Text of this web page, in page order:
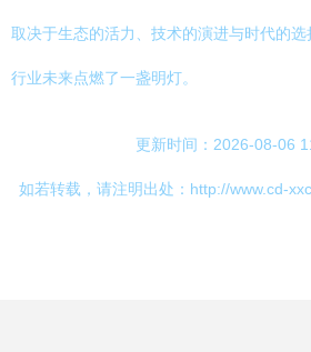
取决于生态的活力、技术的演进与时代的
行业未来点燃了一盏明灯。
更新时间：2026-08-06
如若转载，请注明出处：http://www.cd-